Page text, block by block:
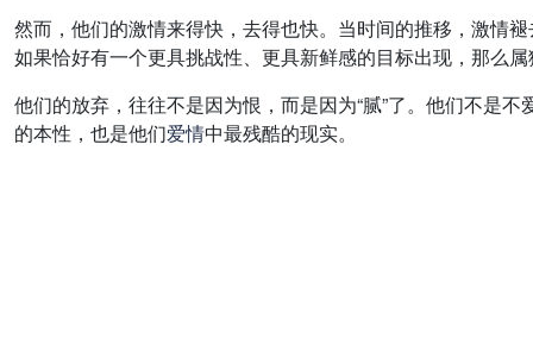
然而，他们的激情来得快，去得也快。当时间的推移，激情
如果恰好有一个更具挑战性、更具新鲜感的目标出现，那么
他们的放弃，往往不是因为恨，而是因为“腻”了。他们不是
的本性，也是他们爱情中最残酷的现实。